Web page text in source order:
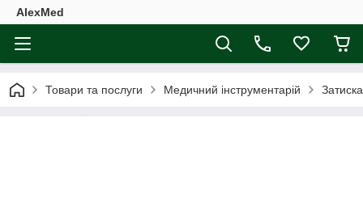
AlexMed
Товари та послуги Медичний інструментарій